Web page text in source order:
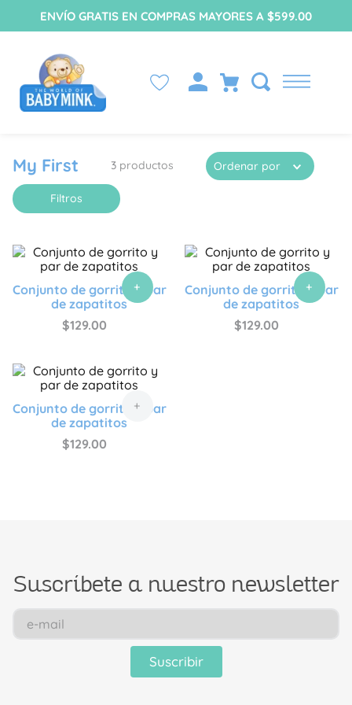
ENVÍO GRATIS EN COMPRAS MAYORES A $599.00
My First 3 productos Ordenar por
Filtros
+
Conjunto de gorrito y par
de zapatitos
$129.00
+
Conjunto de gorrito y par
de zapatitos
$129.00
+
Conjunto de gorrito y par
de zapatitos
$129.00
Suscríbete a nuestro newsletter
Suscribir